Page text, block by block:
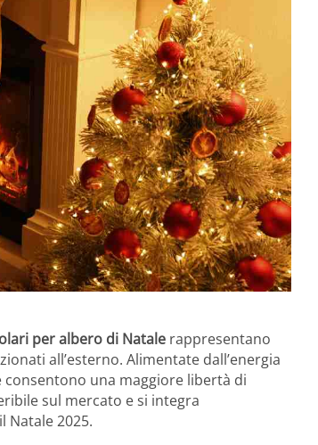
per albero di Natale rappresentano
all’esterno. Alimentate dall’energia
una maggiore libertà di
sul mercato e si integra
2025.